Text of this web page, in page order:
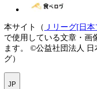
本サイト（ Ｊリーグ[日
で使用している文章・画
ます。
©公益社団法人 日
グ）
JP